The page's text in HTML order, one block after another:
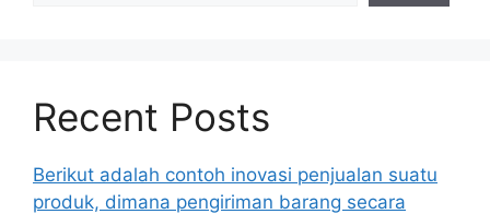
Recent Posts
Berikut adalah contoh inovasi penjualan suatu
produk, dimana pengiriman barang secara